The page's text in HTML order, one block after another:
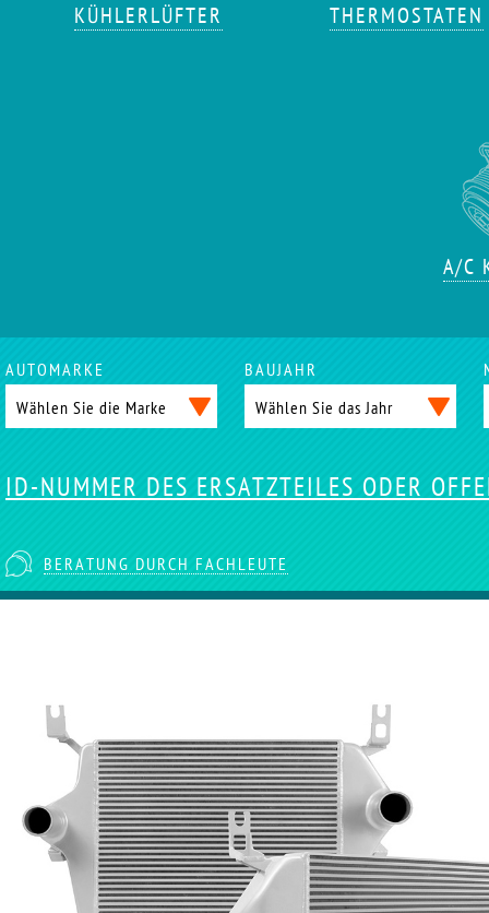
KÜHLERLÜFTER THERMOSTATEN
A/C
AUTOMARKE BAUJAHR
ID-NUMMER DES ERSATZTEILES ODER
BERATUNG DURCH FACHLEUTE